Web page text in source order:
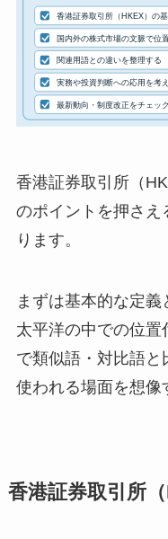
香港証券取引所（
のポイントを押さえ
ります。
まずは基本的な定
太平洋の中での位置
で類似語・対比語
使われる場面を想像
香港証券取引所